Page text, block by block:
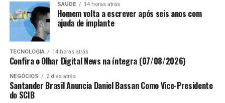
SAÚDE 14 horas atrás
Homem volta a escrever após seis anos com
ajuda de implante
TECNOLOGIA 14 horas atrás
Confira o Olhar Digital News na íntegra (07/08/2026)
NEGÓCIOS 2 dias atrás
Santander Brasil Anuncia Daniel Bassan Como Vice-Presidente
do SCIB